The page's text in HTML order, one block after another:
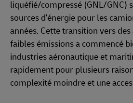
liquéfié/compressé (GNL/GNC)
sources d'énergie pour les
années. Cette transition vers
faibles émissions a commencé
industries aéronautique et
rapidement pour plusieurs
complexité moindre et une